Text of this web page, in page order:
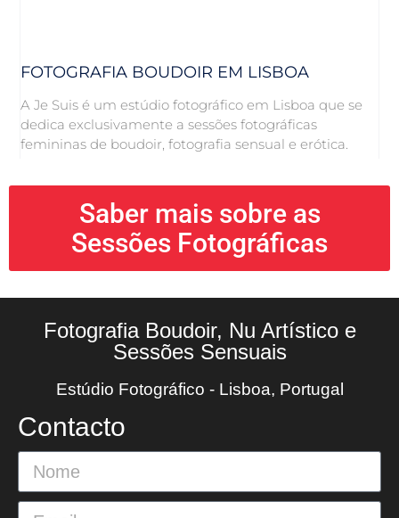
FOTOGRAFIA BOUDOIR EM LISBOA
A Je Suis é um estúdio fotográfico em Lisboa que se
dedica exclusivamente a sessões fotográficas
femininas de boudoir, fotografia sensual e erótica.
Saber mais sobre as
Sessões Fotográficas
Fotografia Boudoir, Nu Artístico e
Sessões Sensuais
Estúdio Fotográfico - Lisboa, Portugal
Contacto